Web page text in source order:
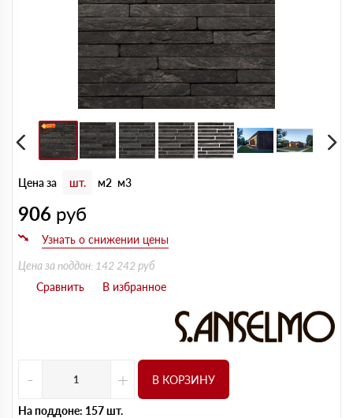
Цена за шт. м2 м3
906 руб
Цена за поддон: 142 242 руб
- + В КОРЗИНУ
На поддоне: 157 шт.